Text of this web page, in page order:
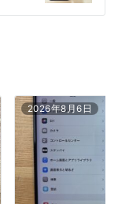
2026年8月6日